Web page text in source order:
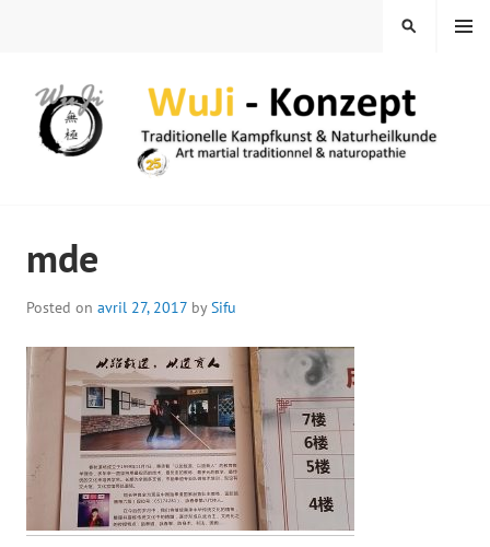
MENU
SEARCH
mde
Posted on avril 27, 2017 bySifu